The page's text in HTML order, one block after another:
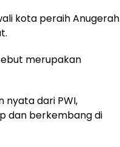
kota peraih Anugerah
merupakan
nyata dari PWI,
dan berkembang di